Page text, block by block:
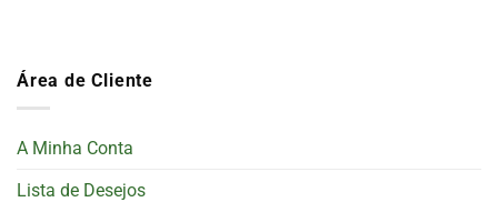
Área de Cliente
A Minha Conta
Lista de Desejos